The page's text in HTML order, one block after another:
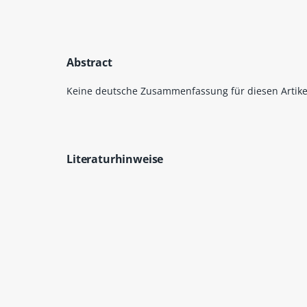
Abstract
Keine deutsche Zusammenfassung für diesen
Literaturhinweise